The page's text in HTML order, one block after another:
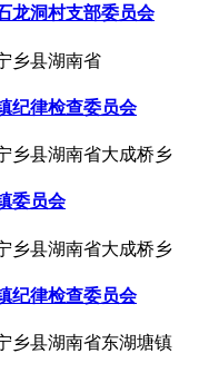
龙洞村支部委员会
乡县湖南省
纪律检查委员会
乡县湖南省大成桥乡
委员会
乡县湖南省大成桥乡
纪律检查委员会
乡县湖南省东湖塘镇